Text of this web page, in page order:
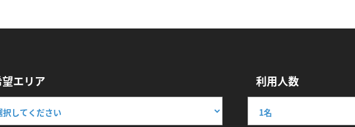
エリア 利用人数